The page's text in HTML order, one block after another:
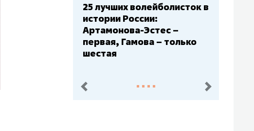
Бюджеты клубов КХЛ: СКА
– главный мажор, «Ак
Барс» – второй, «Салават
Юлаев» – середняк
пред. след.